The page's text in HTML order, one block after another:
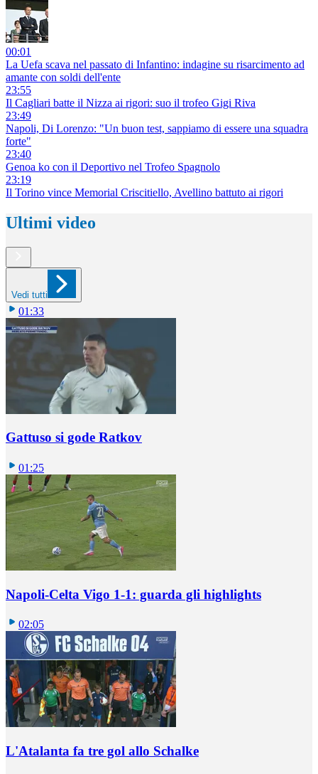
00:01
La Uefa scava nel passato di Infantino: indagine su risarcimento ad
amante con soldi dell'ente
23:55
Il Cagliari batte il Nizza ai rigori: suo il trofeo Gigi Riva
23:49
Napoli, Di Lorenzo: "Un buon test, sappiamo di essere una squadra
forte"
23:40
Genoa ko con il Deportivo nel Trofeo Spagnolo
23:19
Il Torino vince Memorial Criscitiello, Avellino battuto ai rigori
Ultimi video
Vedi tutti
01:33
Gattuso si gode Ratkov
01:25
Napoli-Celta Vigo 1-1: guarda gli highlights
02:05
L'Atalanta fa tre gol allo Schalke